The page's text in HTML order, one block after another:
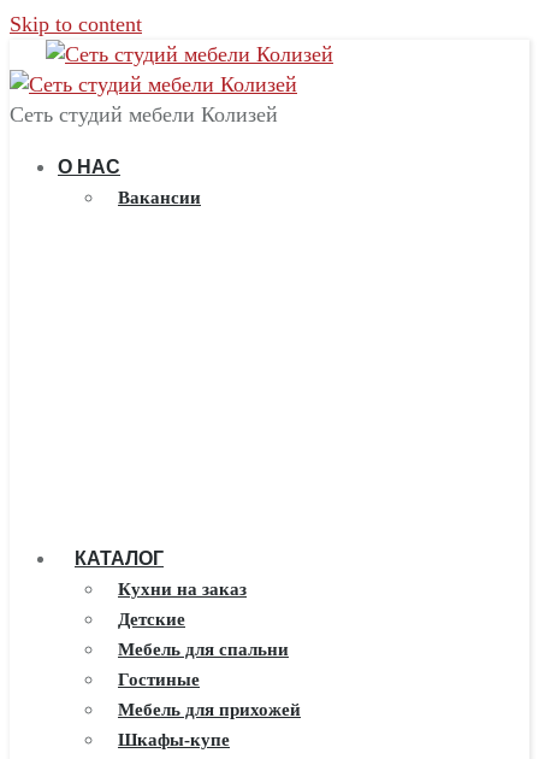
Skip to content
Сеть студий мебели Колизей
О НАС
Вакансии
КАТАЛОГ
Кухни на заказ
Детские
Мебель для спальни
Гостиные
Мебель для прихожей
Шкафы-купе